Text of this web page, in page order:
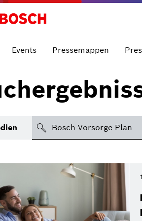
Events Pressemappen
suchen